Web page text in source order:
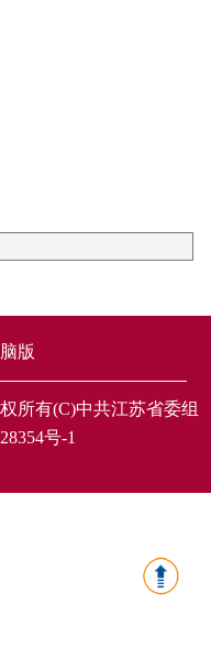
版
所有(C)中共江苏省委组
号-1